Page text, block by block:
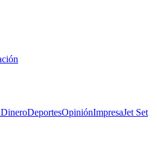
DineroDeportesOpiniónImpresaJet Set